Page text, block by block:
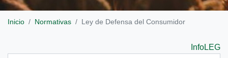
Inicio Normativas Ley de Defensa del Consumidor
InfoLEG